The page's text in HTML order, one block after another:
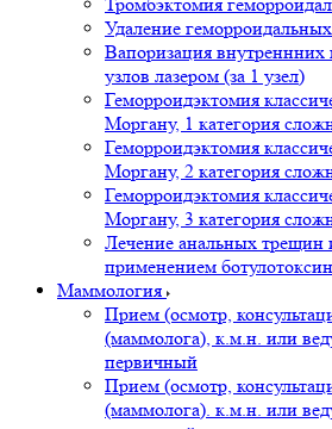
Удаление
Вапоризация внутреннних
узлов лазером (за 1 узел)
Геморроидэктомия
Моргану, 1 категория
Геморроидэктомия
Моргану, 2 категория
Геморроидэктомия
Моргану, 3 категория
Лечение анальных трещин
применением
Маммология
Прием (осмотр,
(маммолога), к.м.н. или
первичный
Прием (осмотр,
(маммолога). к.м.н. или